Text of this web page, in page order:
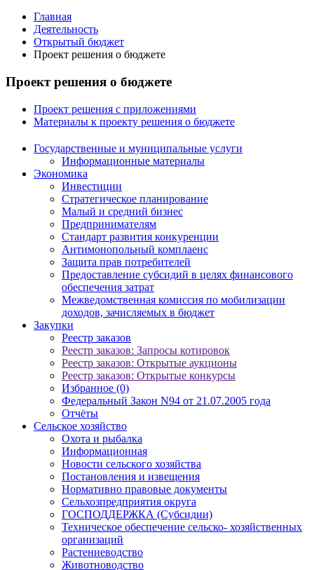
Главная
Деятельность
Открытый бюджет
Проект решения о бюджете
Проект решения о бюджете
Проект решения с приложениями
Материалы к проекту решения о бюджете
Государственные и муниципальные услуги
Информационные материалы
Экономика
Инвестиции
Стратегическое планирование
Малый и средний бизнес
Предпринимателям
Стандарт развития конкуренции
Антимонопольный комплаенс
Защита прав потребителей
Предоставление субсидий в целях финансового
обеспечения затрат
Межведомственная комиссия по мобилизации
доходов, зачисляемых в бюджет
Закупки
Реестр заказов
Реестр заказов: Запросы котировок
Реестр заказов: Открытые аукционы
Реестр заказов: Открытые конкурсы
Избранное (0)
Федеральный Закон N94 от 21.07.2005 года
Отчёты
Сельское хозяйство
Охота и рыбалка
Информационная
Новости сельского хозяйства
Постановления и извещения
Нормативно правовые документы
Сельхозпредприятия округа
ГОСПОДДЕРЖКА (Субсидии)
Техническое обеспечение сельско- хозяйственных
организаций
Растениеводство
Животноводство